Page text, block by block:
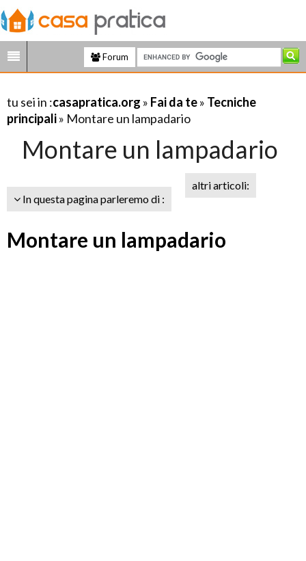
Forum
tu sei in :casapratica.org » Fai da te» Tecniche
principali» Montare un lampadario
Montare un lampadario
In questa pagina parleremo di :
altri articoli:
Montare un lampadario